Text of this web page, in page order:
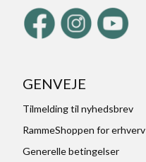
GENVEJE
Tilmelding til nyhedsbrev
RammeShoppen for erhverv
Generelle betingelser